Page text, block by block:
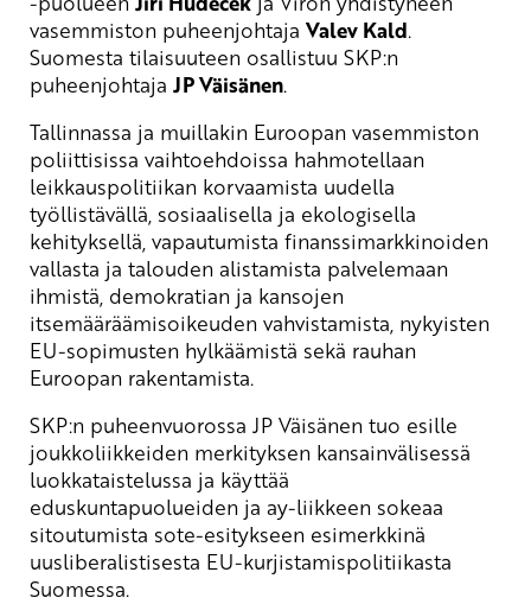
vasemmiston puheenjohtaja Valev Kald.
Suomesta tilaisuuteen osallistuu SKP:n
puheenjohtaja JP Väisänen.
Tallinnassa ja muillakin Euroopan vasemmiston
poliittisissa vaihtoehdoissa hahmotellaan
leikkauspolitiikan korvaamista uudella
työllistävällä, sosiaalisella ja ekologisella
kehityksellä, vapautumista finanssimarkkinoiden
vallasta ja talouden alistamista palvelemaan
ihmistä, demokratian ja kansojen
itsemääräämisoikeuden vahvistamista, nykyisten
EU-sopimusten hylkäämistä sekä rauhan
Euroopan rakentamista.
SKP:n puheenvuorossa JP Väisänen tuo esille
joukkoliikkeiden merkityksen kansainvälisessä
luokkataistelussa ja käyttää
eduskuntapuolueiden ja ay-liikkeen sokeaa
sitoutumista sote-esitykseen esimerkkinä
uusliberalistisesta EU-kurjistamispolitiikasta
Suomessa.